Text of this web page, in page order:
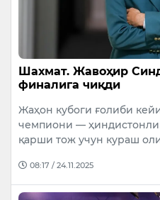
Шахмат. Жавоҳир
финалига чиқди
Жаҳон кубоги ғолиби
чемпиони —
қарши тож учун кураш
08:17 / 24.11.2025